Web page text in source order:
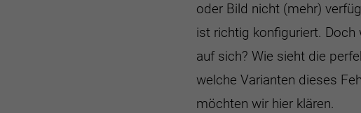
oder Bild nicht (mehr)
ist richtig konfiguriert.
auf sich? Wie sieht die
welche Varianten dieses
möchten wir hier klären.